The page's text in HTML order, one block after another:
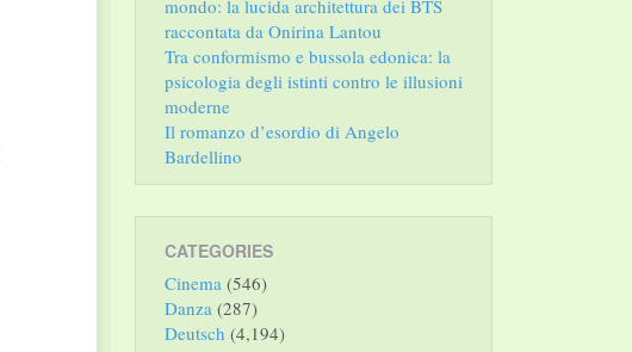
mondo: la lucida architettura dei BTS
raccontata da Onirina Lantou
Tra conformismo e bussola edonica: la
psicologia degli istinti contro le illusioni
moderne
Il romanzo d’esordio di Angelo
Bardellino
CATEGORIES
Cinema (546)
Danza (287)
Deutsch (4,194)